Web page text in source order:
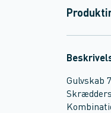
Gulvskab